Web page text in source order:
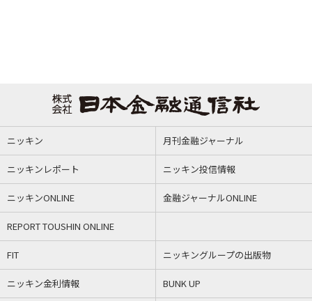
ニッキン 月刊金融ジャーナル
ニッキンレポート ニッキン投信情報
ニッキンONLINE 金融ジャーナルONLINE
REPORT TOUSHIN ONLINE
FIT ニッキングループの出版物
ニッキン金利情報 BUNK UP